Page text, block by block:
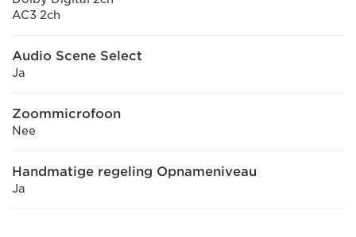
AC3 2ch
Audio Scene Select
Ja
Zoommicrofoon
Nee
Handmatige regeling Opnameniveau
Ja